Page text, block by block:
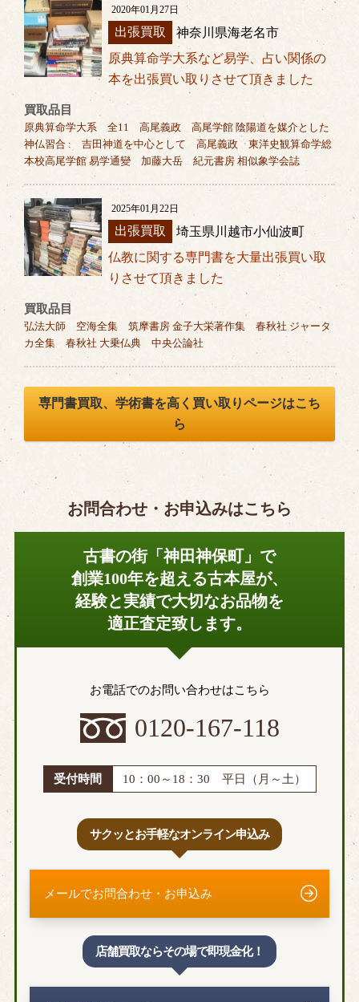
2020年01月27日
出張買取
神奈川県海老名市
原典算命学大系など易学、占い関係の
本を出張買い取りさせて頂きました
買取品目
原典算命学大系 全11 高尾義政 高尾学館 陰陽道を媒介とした
神仏習合 : 吉田神道を中心として 高尾義政 東洋史観算命学総
本校高尾学館 易学通變 加藤大岳 紀元書房 相似象学会誌
2025年01月22日
出張買取
埼玉県川越市小仙波町
仏教に関する専門書を大量出張買い取
りさせて頂きました
買取品目
弘法大師 空海全集 筑摩書房 金子大栄著作集 春秋社 ジャータ
カ全集 春秋社 大乗仏典 中央公論社
専門書買取、学術書を高く買い取りページはこち
ら
お問合わせ・お申込みはこちら
古書の街「神田神保町」で
創業100年を超える古本屋が、
経験と実績で大切なお品物を
適正査定致します。
お電話でのお問い合わせはこちら
0120-167-118
受付時間 10：00～18：30 平日（月～土）
サクッとお手軽なオンライン申込み
メールでお問合わせ・お申込み
店舗買取ならその場で即現金化！